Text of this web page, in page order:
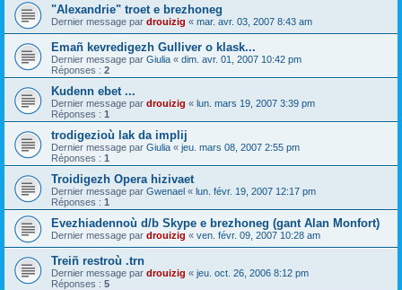
"Alexandrie" troet e brezhoneg
Dernier message par drouizig « mar. avr. 03, 2007 8:43 am
Emañ kevredigezh Gulliver o klask...
Dernier message par Giulia « dim. avr. 01, 2007 10:42 pm
Réponses : 2
Kudenn ebet ...
Dernier message par drouizig « lun. mars 19, 2007 3:39 pm
Réponses : 1
trodigezioù lak da implij
Dernier message par Giulia « jeu. mars 08, 2007 2:55 pm
Réponses : 1
Troidigezh Opera hizivaet
Dernier message par Gwenael « lun. févr. 19, 2007 12:17 pm
Réponses : 1
Evezhiadennoù d/b Skype e brezhoneg (gant Alan Monfort)
Dernier message par drouizig « ven. févr. 09, 2007 10:28 am
Treiñ restroù .trn
Dernier message par drouizig « jeu. oct. 26, 2006 8:12 pm
Réponses : 5